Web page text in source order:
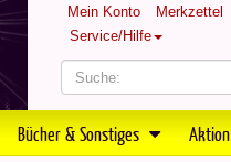
Mein Konto
Merkzettel
Service/Hilfe
Bücher & Sonstiges Aktion